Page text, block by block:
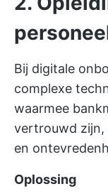
Bij digitale
complexe
waarmee
vertrouwd
en
Oplossing